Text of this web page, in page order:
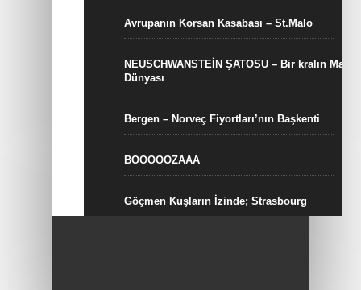
Avrupanın Korsan Kasabası – St.Malo
NEUSCHWANSTEİN ŞATOSU – Bir kralın Masal
Dünyası
Bergen – Norveç Fiyortları’nın Başkenti
BOOOOOZAAA
Göçmen Kuşların İzinde; Strasbourg